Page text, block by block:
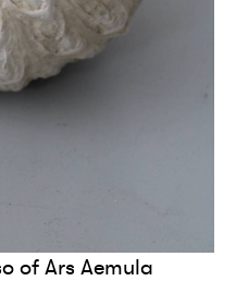
of Ars Aemula